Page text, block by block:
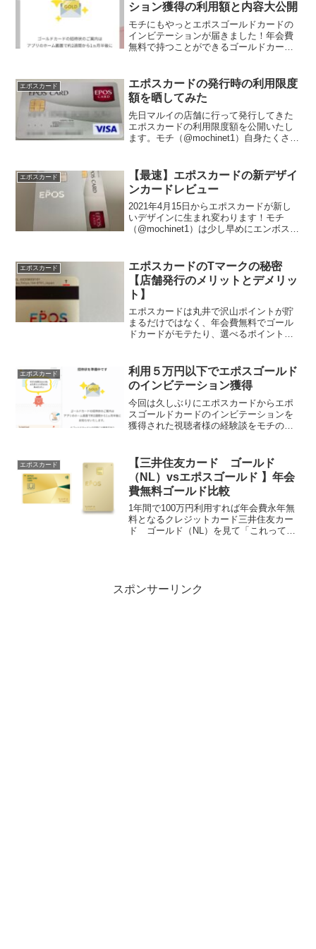
ション獲得の利用額と内容大公開
モチにもやっとエポスゴールドカードの
インビテーションが届きました！年会費
無料で持つことができるゴールドカード
アプリでTo Gold Cardのインビテーショ
ン発行目安...
エポスカード
エポスカードの発行時の利用限度
額を晒してみた
先日マルイの店舗に行って発行してきた
エポスカードの利用限度額を公開いたし
ます。モチ（@mochinet1）自身たくさん
70万円〜90万円ぐらいでした。で、今回
のエポスカー...
エポスカード
【最速】エポスカードの新デザイ
ンカードレビュー
2021年4月15日からエポスカードが新し
いデザインに生まれ変わります！モチ
（@mochinet1）は少し早めにエンボスレ
込み発行しようかな！？」「新デザイン
に交換しよ...
エポスカード
エポスカードのTマークの秘密
【店舗発行のメリットとデメリッ
ト】
エポスカードは丸井で沢山ポイントが貯
まるだけではなく、年会費無料でゴール
ドカードがモテたり、選べるポイントア
ありますよね。関東圏ではマルイグルー
プの家賃の支払いにも利用...
エポスカード
利用５万円以下でエポスゴールド
のインビテーション獲得
今回は久しぶりにエポスカードからエポ
スゴールドカードのインビテーションを
獲得された視聴者様の経験談をモチの
と思いますお世話になっております。
2025年の1月に平のエ...
エポスカード
【三井住友カード ゴールド
（NL）vsエポスゴールド 】年会
費無料ゴールド比較
1年間で100万円利用すれば年会費永年無
料となるクレジットカード三井住友カー
ド ゴールド（NL）を見て「これってあ
スポンサーリンク